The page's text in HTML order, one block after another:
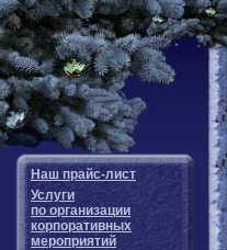
Наш прайс-лист
Услуги
по организации
корпоративных
мероприятий